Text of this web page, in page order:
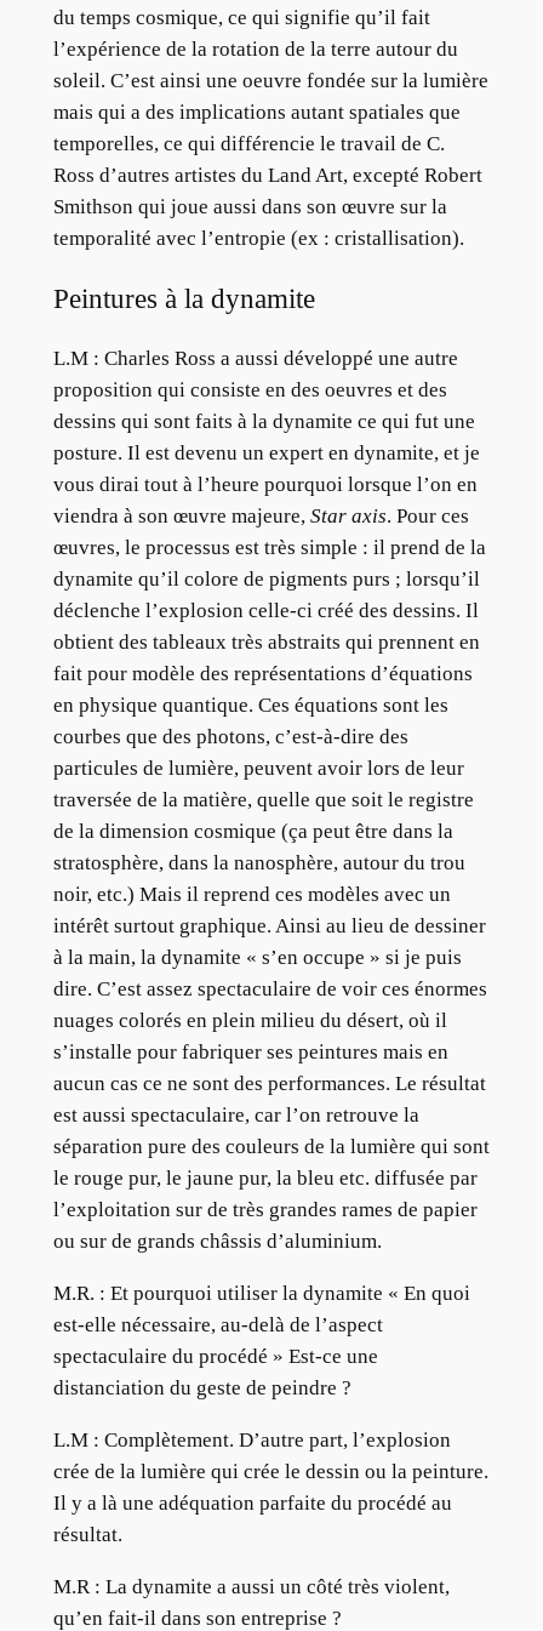
du temps cosmique, ce qui signifie qu’il fait
l’expérience de la rotation de la terre autour du
soleil. C’est ainsi une oeuvre fondée sur la lumière
mais qui a des implications autant spatiales que
temporelles, ce qui différencie le travail de C.
Ross d’autres artistes du Land Art, excepté Robert
Smithson qui joue aussi dans son œuvre sur la
temporalité avec l’entropie (ex : cristallisation).
Peintures à la dynamite
L.M : Charles Ross a aussi développé une autre
proposition qui consiste en des oeuvres et des
dessins qui sont faits à la dynamite ce qui fut une
posture. Il est devenu un expert en dynamite, et je
vous dirai tout à l’heure pourquoi lorsque l’on en
viendra à son œuvre majeure, Star axis. Pour ces
œuvres, le processus est très simple : il prend de la
dynamite qu’il colore de pigments purs ; lorsqu’il
déclenche l’explosion celle-ci créé des dessins. Il
obtient des tableaux très abstraits qui prennent en
fait pour modèle des représentations d’équations
en physique quantique. Ces équations sont les
courbes que des photons, c’est-à-dire des
particules de lumière, peuvent avoir lors de leur
traversée de la matière, quelle que soit le registre
de la dimension cosmique (ça peut être dans la
stratosphère, dans la nanosphère, autour du trou
noir, etc.) Mais il reprend ces modèles avec un
intérêt surtout graphique. Ainsi au lieu de dessiner
à la main, la dynamite « s’en occupe » si je puis
dire. C’est assez spectaculaire de voir ces énormes
nuages colorés en plein milieu du désert, où il
s’installe pour fabriquer ses peintures mais en
aucun cas ce ne sont des performances. Le résultat
est aussi spectaculaire, car l’on retrouve la
séparation pure des couleurs de la lumière qui sont
le rouge pur, le jaune pur, la bleu etc. diffusée par
l’exploitation sur de très grandes rames de papier
ou sur de grands châssis d’aluminium.
M.R. : Et pourquoi utiliser la dynamite « En quoi
est-elle nécessaire, au-delà de l’aspect
spectaculaire du procédé » Est-ce une
distanciation du geste de peindre ?
L.M : Complètement. D’autre part, l’explosion
crée de la lumière qui crée le dessin ou la peinture.
Il y a là une adéquation parfaite du procédé au
résultat.
M.R : La dynamite a aussi un côté très violent,
qu’en fait-il dans son entreprise ?